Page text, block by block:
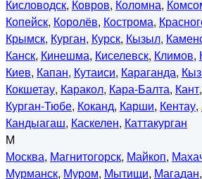
Кисловодск, Ковров, Коломна,
Копейск, Королёв, Кострома,
Крымск, Курган, Курск, Кызыл,
Канск, Кинешма, Киселевск, Климов,
Киев, Капан, Кутаиси, Караганда,
Кокшетау, Каракол, Кара-Балта, Кант,
Курган-Тюбе, Коканд, Карши, Кентау,
Кандыагаш, Каскелен, Каттакурган
М
Москва, Магнитогорск, Майкоп,
Мурманск, Муром, Мытищи, Магадан,